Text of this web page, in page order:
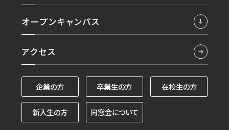
オープンキャンパス
アクセス
企業の方 卒業生の方 在校生の方
新入生の方 同窓会について